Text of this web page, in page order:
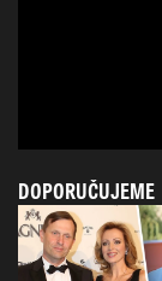
DOPORUČUJEME